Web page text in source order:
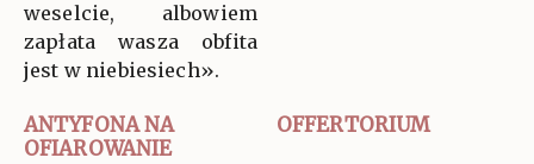
weselcie, albowiem
zapłata wasza obfita
jest w niebiesiech».
ANTYFONA NA
OFIAROWANIE
OFFERTORIUM